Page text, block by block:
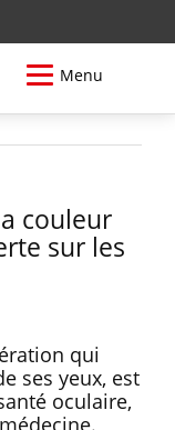
Menu
couleur
sur les
qui
ses yeux, est
oculaire,